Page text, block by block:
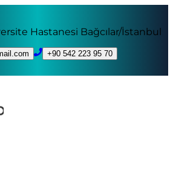
Hastanesi Bağcılar/İstanbul
+90 542 223 95 70